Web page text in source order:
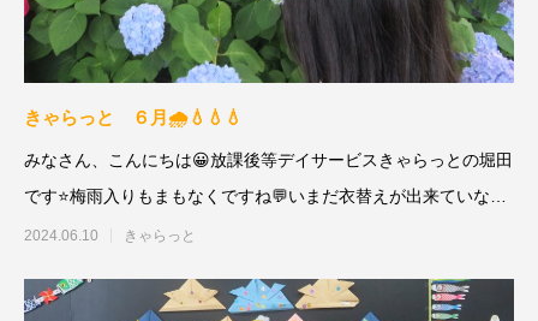
きゃらっと ６月🌧💧💧💧
みなさん、こんにちは😀放課後等デイサービスきゃらっとの堀田
です⭐梅雨入りもまもなくですね💬いまだ衣替えが出来ていな
い・・・😱
2024.06.10 きゃらっと